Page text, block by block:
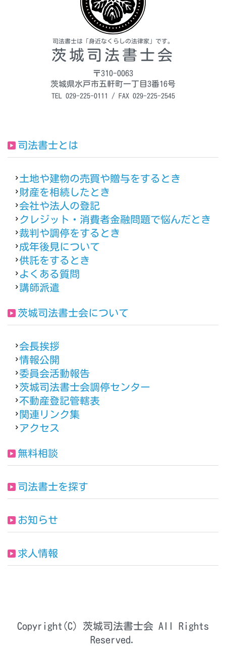
司法書士は「身近なくらしの法律家」です。
茨城司法書士会
〒310-0063
茨城県水戸市五軒町一丁目3番16号
TEL 029-225-0111 / FAX 029-225-2545
司法書士とは
土地や建物の売買や贈与をするとき
財産を相続したとき
会社や法人の登記
クレジット・消費者金融問題で悩んだとき
裁判や調停をするとき
成年後見について
供託をするとき
よくある質問
講師派遣
茨城司法書士会について
会長挨拶
情報公開
委員会活動報告
茨城司法書士会調停センター
不動産登記管轄表
関連リンク集
アクセス
無料相談
司法書士を探す
お知らせ
求人情報
Copyright(C) 茨城司法書士会 All Rights
Reserved.